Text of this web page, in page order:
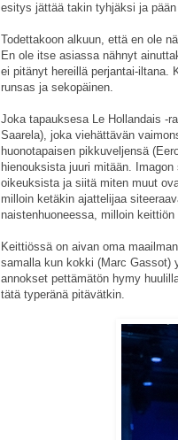
esitys jättää takin tyhjäksi ja
Todettakoon alkuun, että en ole
En ole itse asiassa nähnyt
ei pitänyt hereillä perjantai-iltana.
runsas ja sekopäinen.
Joka tapauksesa Le Hollandais -
Saarela), joka viehättävän
huonotapaisen pikkuveljensä
hienouksista juuri mitään.
oikeuksista ja siitä miten muut
milloin ketäkin ajattelijaa
naistenhuoneessa, milloin
Keittiössä on aivan oma
samalla kun kokki (Marc Gassot)
annokset pettämätön hymy
tätä typeränä pitävätkin.